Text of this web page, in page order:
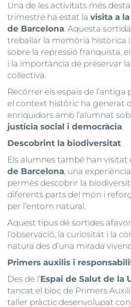
Una de les activitats més
trimestre ha estat la visita a
de Barcelona. Aquesta
treballar la memòria històrica
sobre la repressió franquista,
i la importància de preservar
col·lectiva.
Recórrer els espais de l’antiga
el context històric ha generat
enriquidors amb l’alumnat
justícia social i democràcia.
Descobrint la biodiversitat
Els alumnes també han visitat
de Barcelona, una
permès descobrir la
diferents parts del món i
per l’entorn natural.
Aquest tipus de sortides
l’observació, la curiositat i la
natura des d’una mirada
Primers auxilis i
Des de l’Espai de Salut de la
tancat el bloc de Primers
taller pràctic desenvolupat